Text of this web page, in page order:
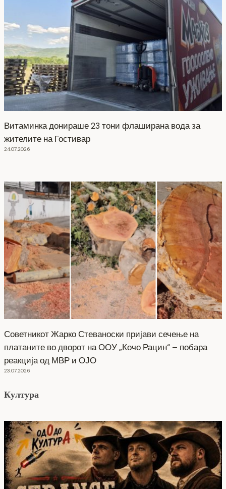
Витаминка донираше 23 тони флаширана вода за
жителите на Гостивар
24.07.2026
Советникот Жарко Стеваноски пријави сечење на
платаните во дворот на ООУ „Кочо Рацин“ – побара
реакција од МВР и ОЈО
23.07.2026
Култура